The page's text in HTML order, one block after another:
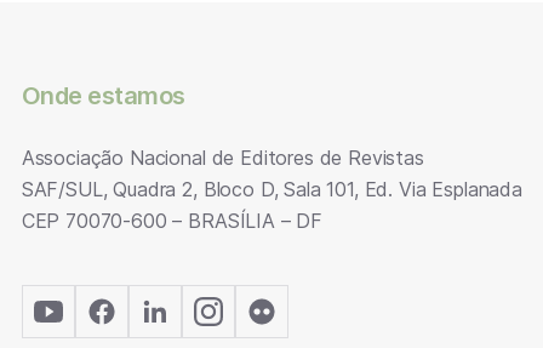
Onde estamos
Associação Nacional de Editores de Revistas
SAF/SUL, Quadra 2, Bloco D, Sala 101, Ed. Via Esplanada
CEP 70070-600 – BRASÍLIA – DF